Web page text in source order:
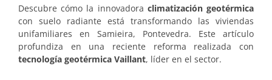
Descubre cómo la innovadora climatización geotérmica
con suelo radiante está transformando las viviendas
unifamiliares en Samieira, Pontevedra. Este artículo
profundiza en una reciente reforma realizada con
tecnología geotérmica Vaillant, líder en el sector.